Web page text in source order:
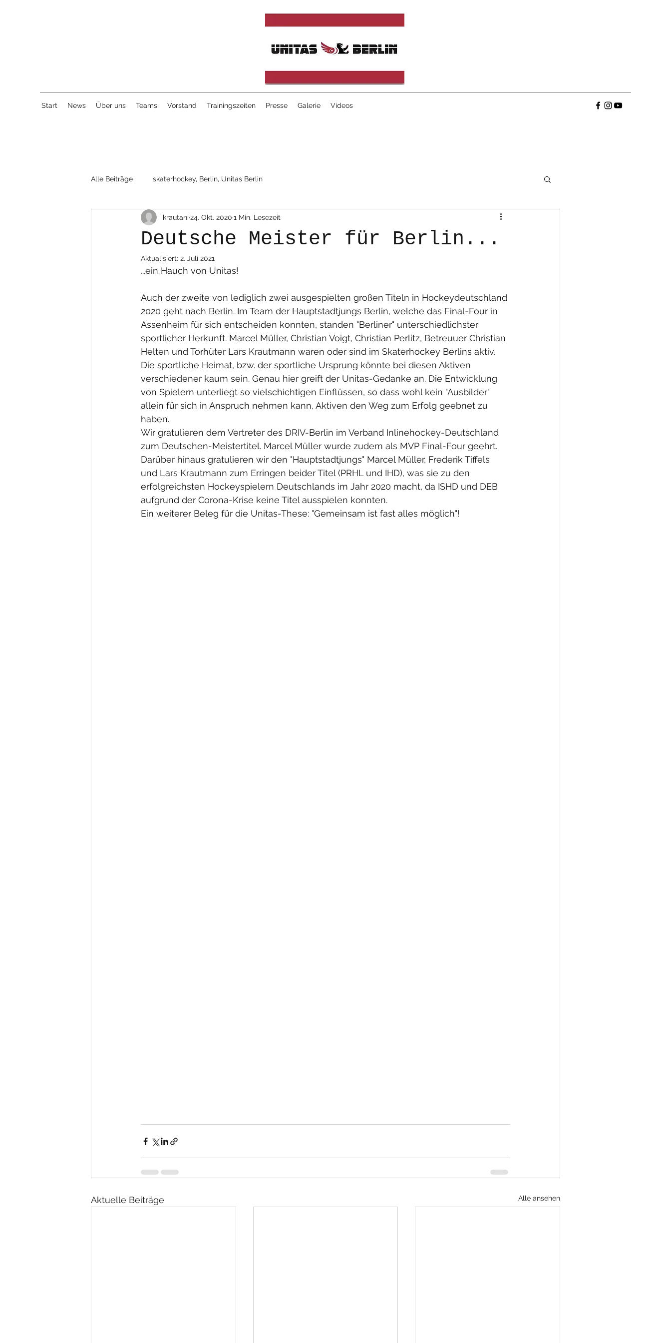
Start News Über uns Teams Vorstand Trainingszeiten Presse Galerie Videos
Alle Beiträge skaterhockey, Berlin, Unitas Berlin
Deutsche Meister für Berlin...
krautani 24. Okt. 2020 1 Min. Lesezeit
Aktualisiert: 2. Juli 2021
...ein Hauch von Unitas!
Auch der zweite von lediglich zwei ausgespielten großen Titeln in Hockeydeutschland
2020 geht nach Berlin. Im Team der Hauptstadtjungs Berlin, welche das Final-Four in
Assenheim für sich entscheiden konnten, standen "Berliner" unterschiedlichster
sportlicher Herkunft. Marcel Müller, Christian Voigt, Christian Perlitz, Betreuuer Christian
Helten und Torhüter Lars Krautmann waren oder sind im Skaterhockey Berlins aktiv.
Die sportliche Heimat, bzw. der sportliche Ursprung könnte bei diesen Aktiven
verschiedener kaum sein. Genau hier greift der Unitas-Gedanke an. Die Entwicklung
von Spielern unterliegt so vielschichtigen Einflüssen, so dass wohl kein "Ausbilder"
allein für sich in Anspruch nehmen kann, Aktiven den Weg zum Erfolg geebnet zu
haben.
Wir gratulieren dem Vertreter des DRIV-Berlin im Verband Inlinehockey-Deutschland
zum Deutschen-Meistertitel. Marcel Müller wurde zudem als MVP Final-Four geehrt.
Darüber hinaus gratulieren wir den "Hauptstadtjungs" Marcel Müller, Frederik Tiffels
und Lars Krautmann zum Erringen beider Titel (PRHL und IHD), was sie zu den
erfolgreichsten Hockeyspielern Deutschlands im Jahr 2020 macht, da ISHD und DEB
aufgrund der Corona-Krise keine Titel ausspielen konnten.
Ein weiterer Beleg für die Unitas-These: "Gemeinsam ist fast alles möglich"!
Aktuelle Beiträge Alle ansehen